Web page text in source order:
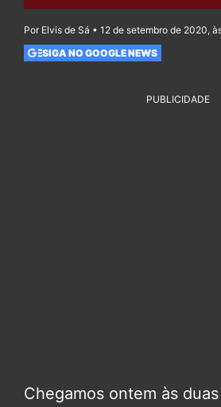
Por Elvis de Sá • 12 de setembro de 2020,
SIGA NO GOOGLE NEWS
PUBLICIDADE
Chegamos ontem às